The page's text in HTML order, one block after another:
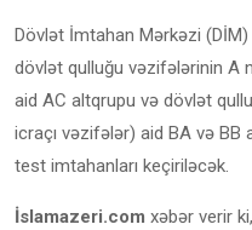
Dövlət İmtahan Mərkəzi
dövlət qulluğu vəzifələrinin A
aid AC altqrupu və dövlət
icraçı vəzifələr) aid BA və BB
test imtahanları keçiriləcək.
İslamazeri.com xəbər verir